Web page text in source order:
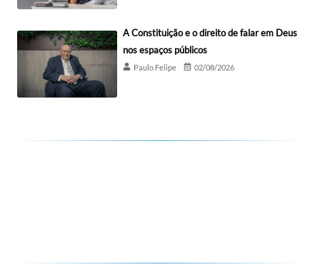
A Constituição e o direito de falar em Deus
nos espaços públicos
Paulo Felipe 02/08/2026